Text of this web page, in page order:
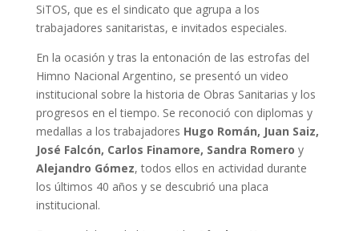
SiTOS, que es el sindicato que agrupa a los
trabajadores sanitaristas, e invitados especiales.
En la ocasión y tras la entonación de las estrofas del
Himno Nacional Argentino, se presentó un video
institucional sobre la historia de Obras Sanitarias y los
progresos en el tiempo. Se reconoció con diplomas y
medallas a los trabajadores Hugo Román, Juan Saiz,
José Falcón, Carlos Finamore, Sandra Romero y
Alejandro Gómez, todos ellos en actividad durante
los últimos 40 años y se descubrió una placa
institucional.